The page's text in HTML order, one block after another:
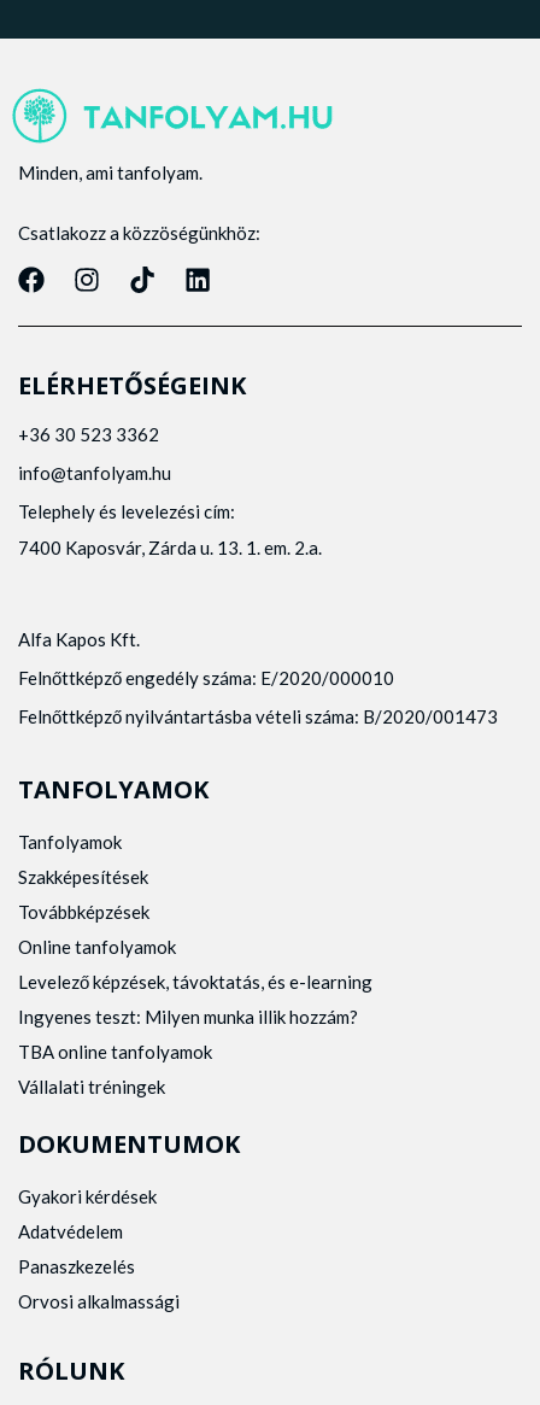
Minden, ami tanfolyam.
Csatlakozz a közzöségünkhöz:
ELÉRHETŐSÉGEINK
+36 30 523 3362
info@tanfolyam.hu
Telephely és levelezési cím:
7400 Kaposvár, Zárda u. 13. 1. em. 2.a.
Alfa Kapos Kft.
Felnőttképző engedély száma: E/2020/000010
Felnőttképző nyilvántartásba vételi száma: B/2020/001473
TANFOLYAMOK
Tanfolyamok
Szakképesítések
Továbbképzések
Online tanfolyamok
Levelező képzések, távoktatás, és e-learning
Ingyenes teszt: Milyen munka illik hozzám?
TBA online tanfolyamok
Vállalati tréningek
DOKUMENTUMOK
Gyakori kérdések
Adatvédelem
Panaszkezelés
Orvosi alkalmassági
RÓLUNK